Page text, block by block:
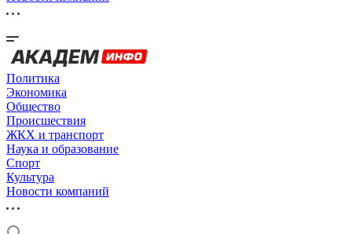
Политика
Экономика
Общество
Происшествия
ЖКХ и транспорт
Наука и образование
Спорт
Культура
Новости компаний